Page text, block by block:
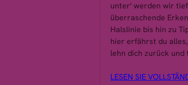
unter' werden wir
überraschende
Halslinie bis hin zu
hier erfährst du
lehn dich zurück und
LESEN SIE